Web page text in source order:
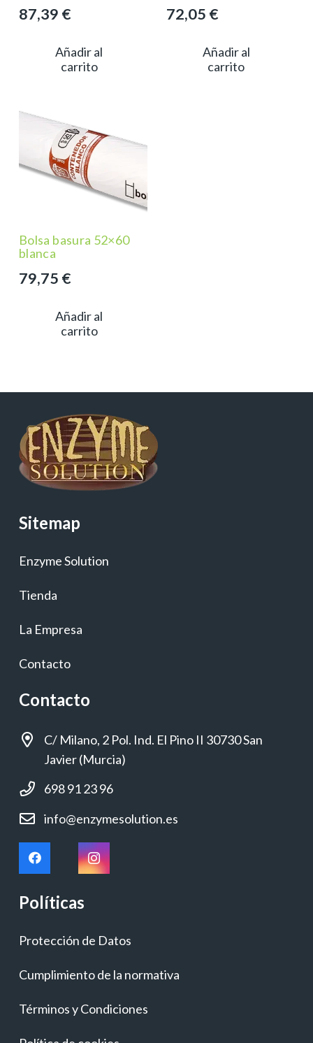
87,39 €
Añadir al
carrito
72,05 €
Añadir al
carrito
Bolsa basura 52×60
blanca
79,75 €
Añadir al
carrito
Sitemap
Enzyme Solution
Tienda
La Empresa
Contacto
Contacto
C/ Milano, 2 Pol. Ind. El Pino II 30730 San
Javier (Murcia)
698 91 23 96
info@enzymesolution.es
Políticas
Protección de Datos
Cumplimiento de la normativa
Términos y Condiciones